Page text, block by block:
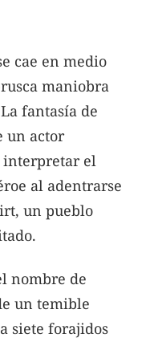
cae en medio
maniobra
fantasía de
un actor
interpretar el
al adentrarse
un pueblo
nombre de
un temible
siete forajidos